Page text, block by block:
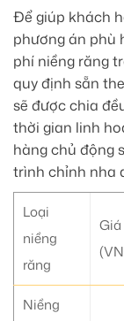
Để giúp khách
phương án phù
phí niềng răng
quy định sẵn
sẽ được chia
thời gian linh
hàng chủ động
trình chỉnh nha
Loại
niềng
răng
Giá
Niềng